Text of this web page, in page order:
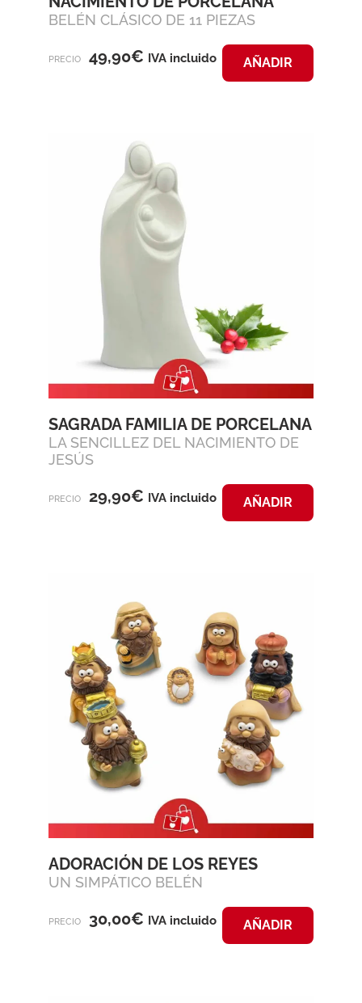
BELÉN CLÁSICO DE 11 PIEZAS
PRECIO 49,90€ IVA incluido AÑADIR
SAGRADA FAMILIA DE PORCELANA
LA SENCILLEZ DEL NACIMIENTO DE
JESÚS
PRECIO 29,90€ IVA incluido AÑADIR
ADORACIÓN DE LOS REYES
UN SIMPÁTICO BELÉN
PRECIO 30,00€ IVA incluido AÑADIR